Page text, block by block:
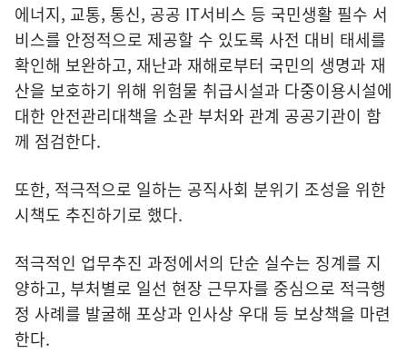
에너지, 교통, 통신, 공공 IT서비스 등 국민생활 필수 서
비스를 안정적으로 제공할 수 있도록 사전 대비 태세를
확인해 보완하고, 재난과 재해로부터 국민의 생명과 재
산을 보호하기 위해 위험물 취급시설과 다중이용시설에
대한 안전관리대책을 소관 부처와 관계 공공기관이 함
께 점검한다.
또한, 적극적으로 일하는 공직사회 분위기 조성을 위한
시책도 추진하기로 했다.
적극적인 업무추진 과정에서의 단순 실수는 징계를 지
양하고, 부처별로 일선 현장 근무자를 중심으로 적극행
정 사례를 발굴해 포상과 인사상 우대 등 보상책을 마련
한다.